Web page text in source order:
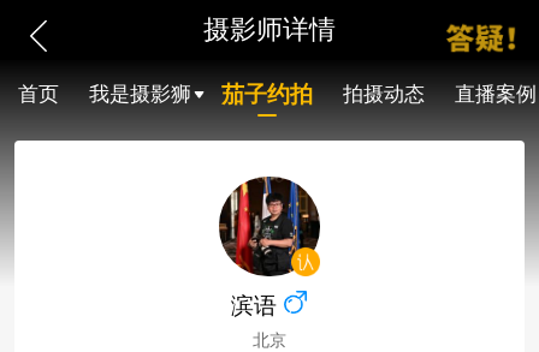
摄影师详情
首页 我是摄影狮 茄子约拍 拍摄动态 直播案例
滨语
北京